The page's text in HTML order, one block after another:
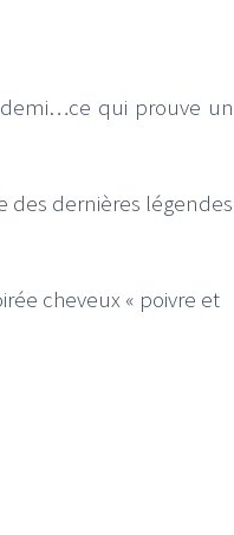
qui prouve
des dernières légendes
cheveux « poivre et